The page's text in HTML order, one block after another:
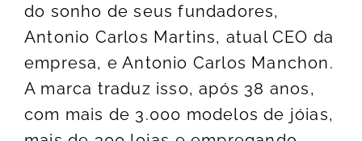
do sonho de seus fundadores,
Antonio Carlos Martins, atual CEO da
empresa, e Antonio Carlos Manchon.
A marca traduz isso, após 38 anos,
com mais de 3.000 modelos de jóias,